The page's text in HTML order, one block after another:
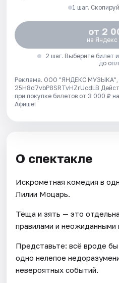
1 шаг.
от 2
на
2 шаг. Выберите билет
до
Реклама. ООО "ЯНДЕКС
25H8d7vbP8SRTvHZrUcdLB
при покупке билетов от 3 000 ₽
Афише!
О спектакле
Искромётная комедия в
Лилии Моцарь.
Тёща и зять — это
правилами и неожиданными
Представьте: всё вроде
одно нелепое
невероятных событий.